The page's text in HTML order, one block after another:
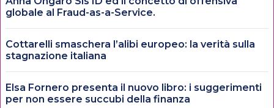
globale al Fraud-as-a-Service.
Cottarelli smaschera l’alibi europeo: la verità sulla
stagnazione italiana
Elsa Fornero presenta il nuovo libro: i suggerimenti
per non essere succubi della finanza